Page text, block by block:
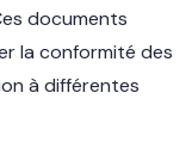
documents
la conformité des
à différentes